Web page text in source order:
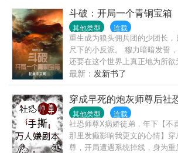
斗破：开局一个青铜宝箱
其他类型 连载
重生成为狼头佣兵团的少团长
尺下的小反派。 穆力暗暗发誓
还要在这个世界上真正地为所欲
“我这么做是不是有点不道德？”
的穆力抽出了手中长剑，优雅
地问道。 而回应他的，只有身后
ps：主角性格曹贼，有点不择手
线，不喜误入。 ps：是萧炎粉
是否看本书。
最新： 发新书了
穿成早死的炮灰师尊后社
其他类型 连载
社恐师尊X病娇徒弟，年下【不
那里发癫影响我更文的心情】
尊，开局遭遇系统掉线，身为